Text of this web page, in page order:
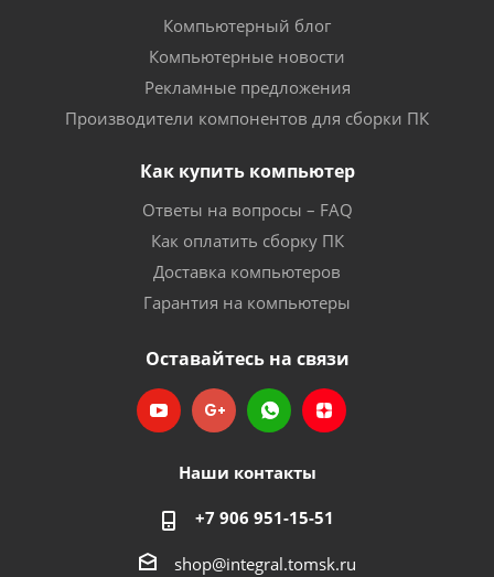
Компьютерный блог
Компьютерные новости
Рекламные предложения
Производители компонентов для сборки ПК
Как купить компьютер
Ответы на вопросы – FAQ
Как оплатить сборку ПК
Доставка компьютеров
Гарантия на компьютеры
Оставайтесь на связи
Наши контакты
+7 906 951-15-51
shop@integral.tomsk.ru